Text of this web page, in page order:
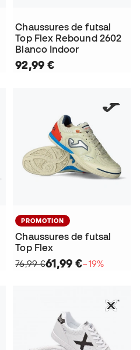
Chaussures de futsal
Top Flex Rebound 2602
Blanco Indoor
92,99 €
PROMOTION
Chaussures de futsal
Top Flex
76,99 €61,99 €−19%